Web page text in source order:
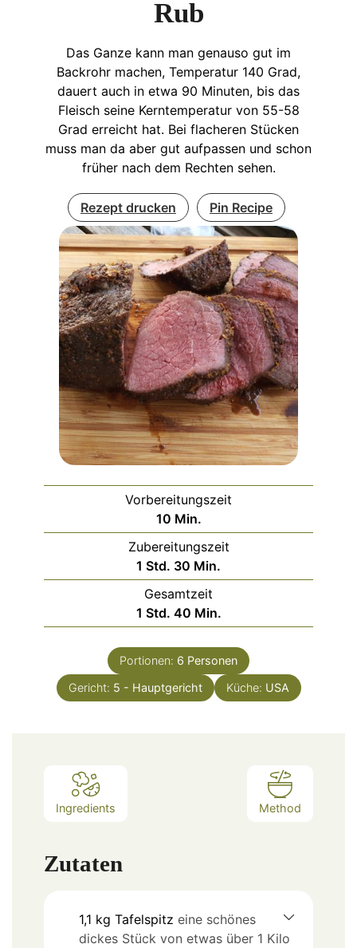
Rub
Das Ganze kann man genauso gut im
Backrohr machen, Temperatur 140 Grad,
dauert auch in etwa 90 Minuten, bis das
Fleisch seine Kerntemperatur von 55-58
Grad erreicht hat. Bei flacheren Stücken
muss man da aber gut aufpassen und schon
früher nach dem Rechten sehen.
Rezept drucken Pin Recipe
Vorbereitungszeit
10Minuten
Min.
Zubereitungszeit
1 Stunde
Std. 30 Minuten
Min.
Gesamtzeit
1 Stunde
Std. 40Minuten
Min.
Portionen: 6 Personen
Gericht: 5 - Hauptgericht Küche: USA
Ingredients Method
Zutaten
1,1 kg Tafelspitz eine schönes
dickes Stück von etwas über 1 Kilo